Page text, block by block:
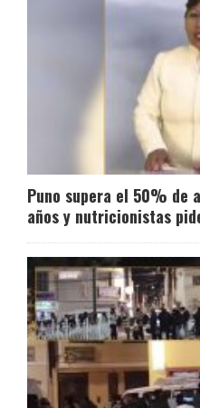
Puno supera el 50% de
años y nutricionistas